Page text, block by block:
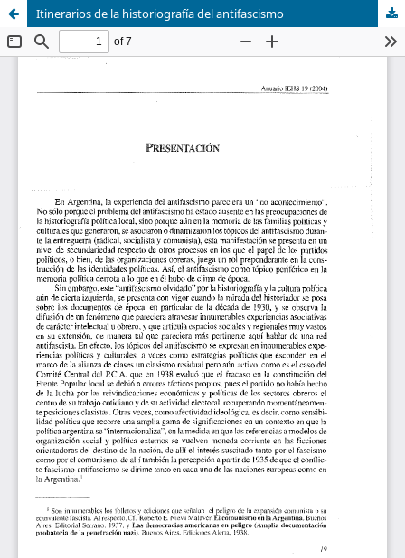
Itinerarios de la historiografía del antifascismo